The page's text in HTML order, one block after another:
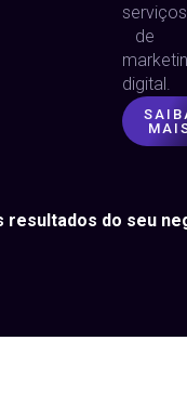
serviços
de
digital.
resultados do seu